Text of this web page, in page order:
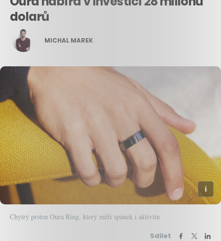
dolarů
MICHAL MAREK
Chytrý prsten Oura Ring, který měří spánek i aktivitu
Sdílet